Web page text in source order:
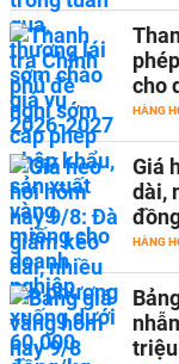
cho
HÀNG
Giá
dài,
HÀNG